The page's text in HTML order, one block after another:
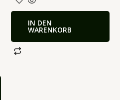
IN DEN
WARENKORB